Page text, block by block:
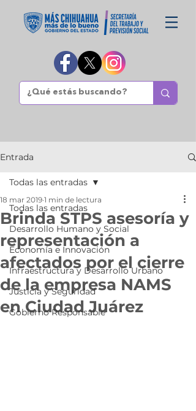
Entrada
Todas las entradas
Desarrollo Humano y Social
Economía e Innovación
Infraestructura y Desarrollo Urbano
Justicia y Seguridad
Gobierno Responsable
Todas las entradas
Brinda STPS asesoría y
representación a
afectados por el cierre
de la empresa NAMS
en Ciudad Juárez
18 mar 2019 1 min de lectura